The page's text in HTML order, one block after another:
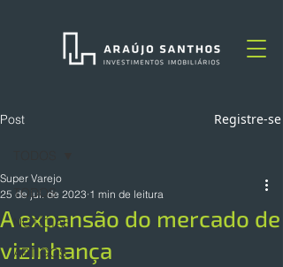
Post Registre-se
TODOS
NOTÍCIAS
ARTIGOS
A expansão do mercado de
vizinhança
Super Varejo
25 de jul. de 2023 1 min de leitura